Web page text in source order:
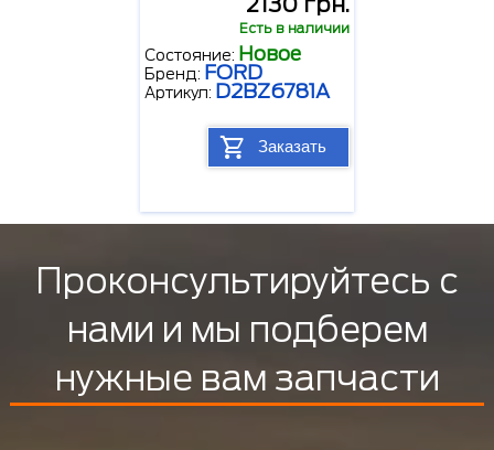
Есть в наличии
Состояние: Новое
Бренд: FORD
Артикул: D2BZ6781A
Заказать
Проконсультируйтесь с
нами и мы подберем
нужные вам запчасти